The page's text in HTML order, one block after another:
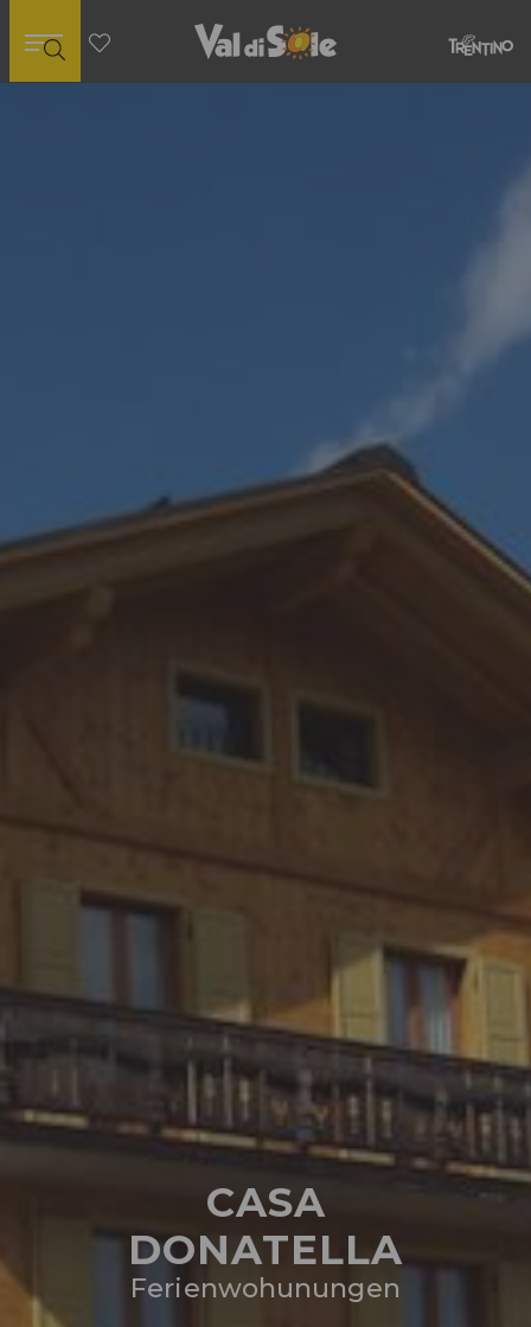
CASA
DONATELLA
Ferienwohunungen